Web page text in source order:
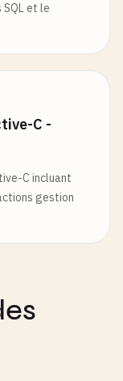
et le
C -
C incluant
gestion